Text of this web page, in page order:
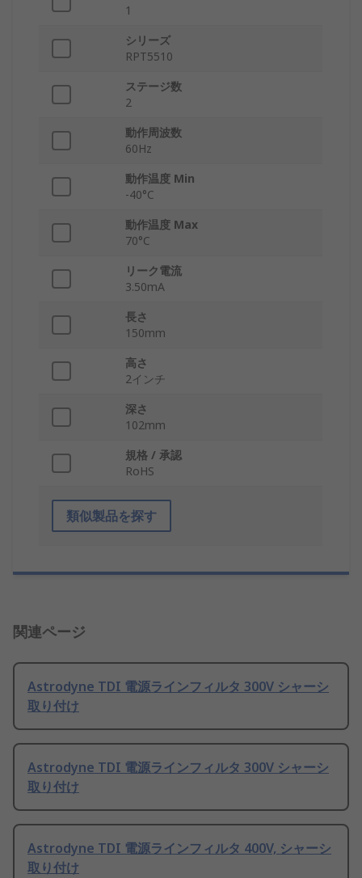
1
シリーズ
RPT5510
ステージ数
2
動作周波数
60Hz
動作温度 Min
-40°C
動作温度 Max
70°C
リーク電流
3.50mA
長さ
150mm
高さ
2インチ
深さ
102mm
規格 / 承認
RoHS
類似製品を探す
関連ページ
Astrodyne TDI 電源ラインフィルタ 300V シャーシ
取り付け
Astrodyne TDI 電源ラインフィルタ 300V シャーシ
取り付け
Astrodyne TDI 電源ラインフィルタ 400V, シャーシ
取り付け